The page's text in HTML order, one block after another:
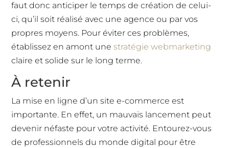
faut donc anticiper le temps de création de celui-
ci, qu’il soit réalisé avec une agence ou par vos
propres moyens. Pour éviter ces problèmes,
établissez en amont unestratégie webmarketing
claire et solide sur le long terme.
À retenir
La mise en ligne d’un site e-commerce est
importante. En effet, un mauvais lancement peut
devenir néfaste pour votre activité. Entourez-vous
de professionnels du monde digital pour être